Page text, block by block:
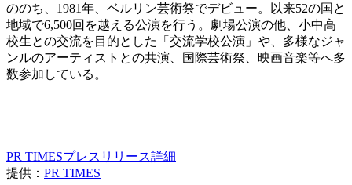
ののち、1981年、ベルリン芸術祭でデビュー。以来52の国と
地域で6,500回を越える公演を行う。劇場公演の他、小中高
校生との交流を目的とした「交流学校公演」や、多様なジャ
ンルのアーティストとの共演、国際芸術祭、映画音楽等へ多
数参加している。
PR TIMESプレスリリース詳細
提供： PR TIMES